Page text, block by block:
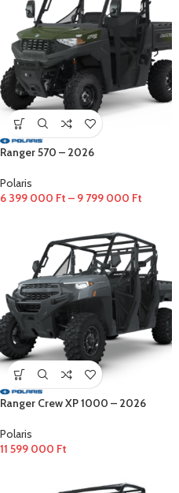
Ranger 570 – 2026
Polaris
6 399 000 Ft – 9 799 000 Ft
Ranger Crew XP 1000 – 2026
Polaris
11 599 000 Ft